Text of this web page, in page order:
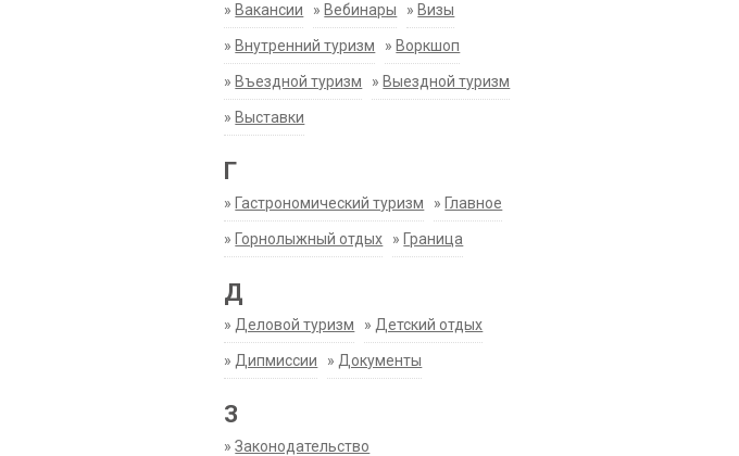
» Вакансии » Вебинары » Визы
» Внутренний туризм » Воркшоп
» Въездной туризм » Выездной туризм
» Выставки
Г
» Гастрономический туризм » Главное
» Горнолыжный отдых » Граница
Д
» Деловой туризм » Детский отдых
» Дипмиссии » Документы
З
»Законодательство